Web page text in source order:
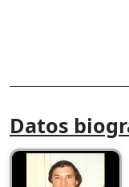
Datos